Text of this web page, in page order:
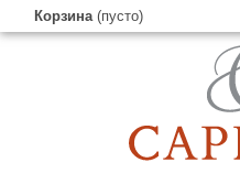
Корзина (пусто)